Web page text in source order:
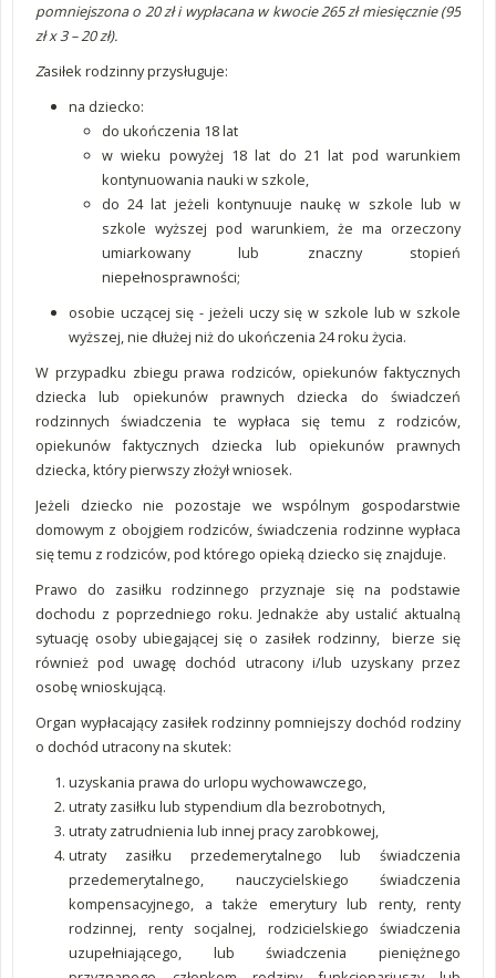
pomniejszona o 20 zł i wypłacana w kwocie 265 zł miesięcznie (95
zł x 3 – 20 zł).
​Zasiłek rodzinny przysługuje:
na dziecko:
do ukończenia 18 lat
w wieku powyżej 18 lat do 21 lat pod warunkiem
kontynuowania nauki w szkole,
do 24 lat jeżeli kontynuuje naukę w szkole lub w
szkole wyższej pod warunkiem, że ma orzeczony
umiarkowany lub znaczny stopień
niepełnosprawności;
osobie uczącej się - jeżeli uczy się w szkole lub w szkole
wyższej, nie dłużej niż do ukończenia 24 roku życia.
W przypadku zbiegu prawa rodziców, opiekunów faktycznych
dziecka lub opiekunów prawnych dziecka do świadczeń
rodzinnych świadczenia te wypłaca się temu z rodziców,
opiekunów faktycznych dziecka lub opiekunów prawnych
dziecka, który pierwszy złożył wniosek.
Jeżeli dziecko nie pozostaje we wspólnym gospodarstwie
domowym z obojgiem rodziców, świadczenia rodzinne wypłaca
się temu z rodziców, pod którego opieką dziecko się znajduje.
Prawo do zasiłku rodzinnego przyznaje się na podstawie
dochodu z poprzedniego roku. Jednakże aby ustalić aktualną
sytuację osoby ubiegającej się o zasiłek rodzinny, bierze się
również pod uwagę dochód utracony i/lub uzyskany przez
osobę wnioskującą.
Organ wypłacający zasiłek rodzinny pomniejszy dochód rodziny
o dochód utracony na skutek:
uzyskania prawa do urlopu wychowawczego,
utraty zasiłku lub stypendium dla bezrobotnych,
utraty zatrudnienia lub innej pracy zarobkowej,
utraty zasiłku przedemerytalnego lub świadczenia
przedemerytalnego, nauczycielskiego świadczenia
kompensacyjnego, a także emerytury lub renty, renty
rodzinnej, renty socjalnej, rodzicielskiego świadczenia
uzupełniającego, lub świadczenia pieniężnego